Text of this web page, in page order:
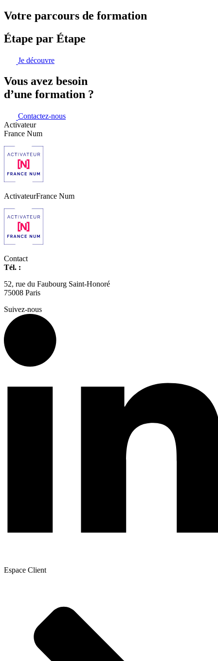
Votre parcours de formation
Étape par Étape
Je découvre
Vous avez besoin
d’une formation ?
Contactez-nous
Activateur
France Num
ActivateurFrance Num
Contact
Tél. :
52, rue du Faubourg Saint-Honoré
75008 Paris
Suivez-nous
Espace Client